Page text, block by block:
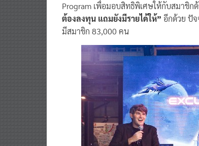
Program เพื่อมอบสิทธิพิเศษให้กับสมาชิก
ต้องลงทุน แถมยังมีรายได้ให้” อีกด้วย ปั
มีสมาชิก 83,000 คน